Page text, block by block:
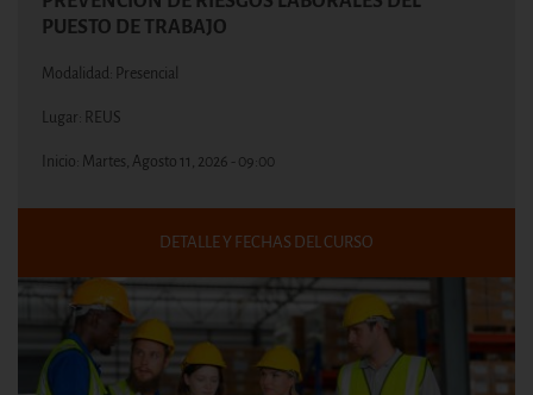
PUESTO DE TRABAJO
Modalidad: Presencial
Lugar: REUS
Inicio: Martes, Agosto 11, 2026 - 09:00
DETALLE Y FECHAS DEL CURSO